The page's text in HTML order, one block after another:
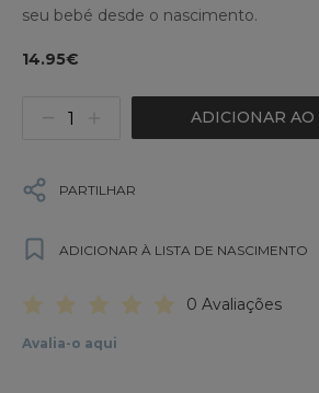
seu bebé desde o nascimento.
14.95€
ADICIONAR
PARTILHAR
ADICIONAR À LISTA DE NASCIMENTO
0 Avaliações
Avalia-o aqui